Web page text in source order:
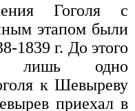
Гоголя с
этапом были
1839 г. До этого
лишь одно
к Шевыреву
приехал в